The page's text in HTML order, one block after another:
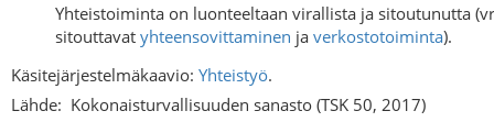
Yhteistoiminta on luonteeltaan virallista ja sitoutunutta
sitouttavat yhteensovittaminen ja verkostotoiminta).
Käsitejärjestelmäkaavio: Yhteistyö.
Lähde: Kokonaisturvallisuuden sanasto (TSK 50, 2017)